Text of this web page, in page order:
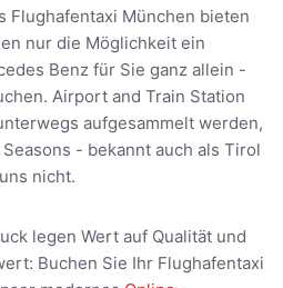
Flughafentaxi München bieten
nur die Möglichkeit ein
Benz für Sie ganz allein -
Airport and Train Station
aufgesammelt werden,
- bekannt auch als Tirol
nicht.
legen Wert auf Qualität und
Buchen Sie Ihr Flughafentaxi